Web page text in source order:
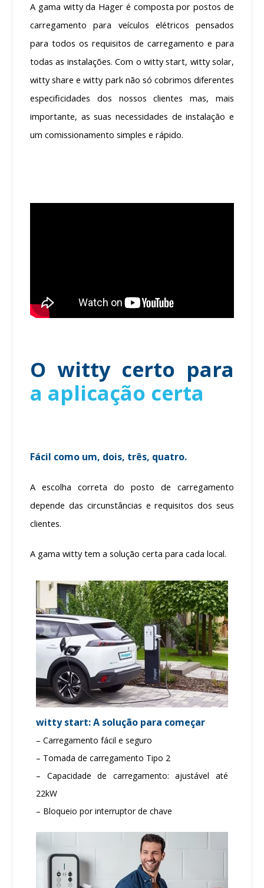
A gama witty da Hager é composta por postos de
carregamento para veículos elétricos pensados
para todos os requisitos de carregamento e para
todas as instalações. Com o witty start, witty solar,
witty share e witty park não só cobrimos diferentes
especificidades dos nossos clientes mas, mais
importante, as suas necessidades de instalação e
um comissionamento simples e rápido.
O witty certo para
a aplicação certa
Fácil como um, dois, três, quatro.
A escolha correta do posto de carregamento
depende das circunstâncias e requisitos dos seus
clientes.
A gama witty tem a solução certa para cada local.
witty start: A solução para começar
– Carregamento fácil e seguro
– Tomada de carregamento Tipo 2
– Capacidade de carregamento: ajustável até
22kW
– Bloqueio por interruptor de chave